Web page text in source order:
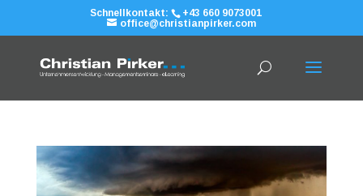
Schnellkontakt:
+43 660 9073001
office@christianpirker.com